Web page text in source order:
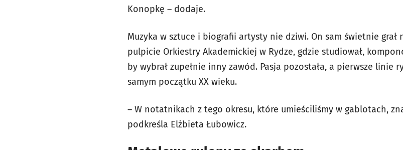
Konopkę – dodaje.
Muzyka w sztuce i biografii artysty nie dziwi. On sam świetnie grał
pulpicie Orkiestry Akademickiej w Rydze, gdzie studiował,
by wybrał zupełnie inny zawód. Pasja pozostała, a pierwsze linie
samym początku XX wieku.
– W notatnikach z tego okresu, które umieściliśmy w gablotach,
podkreśla Elżbieta Łubowicz.